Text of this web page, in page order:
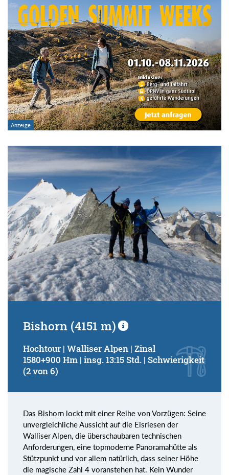
Region:
Gebirge:
Art der Tour:
Schwierigkeitsgrad:
von
bis
Kondition (Tourdauer):
von
bis
Suchbegriff:
Bishorn (4151 m)
Hochtour | Walliser Alpen | Zinal
1580+900 Hm | insg. 13:15 Std. | Schwierigkeit
(2 von 6)
Das Bishorn lockt mit einer Reihe von Vorzügen: Seine
unvergleichliche Aussicht auf die Eisriesen der
Walliser Alpen, die überschaubaren technischen
Anforderungen, eine topmoderne Panoramahütte als
Stützpunkt und vor allem natürlich, dass seiner Höhe
die magische Zahl 4 voranstehen hat. Kein Wunder